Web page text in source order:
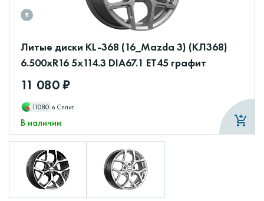
Литые диски KL-368 (16_Mazda 3) (КЛ368)
6.500xR16 5x114.3 DIA67.1 ET45 графит
11 080 ₽
11080 в Сплит
В наличии